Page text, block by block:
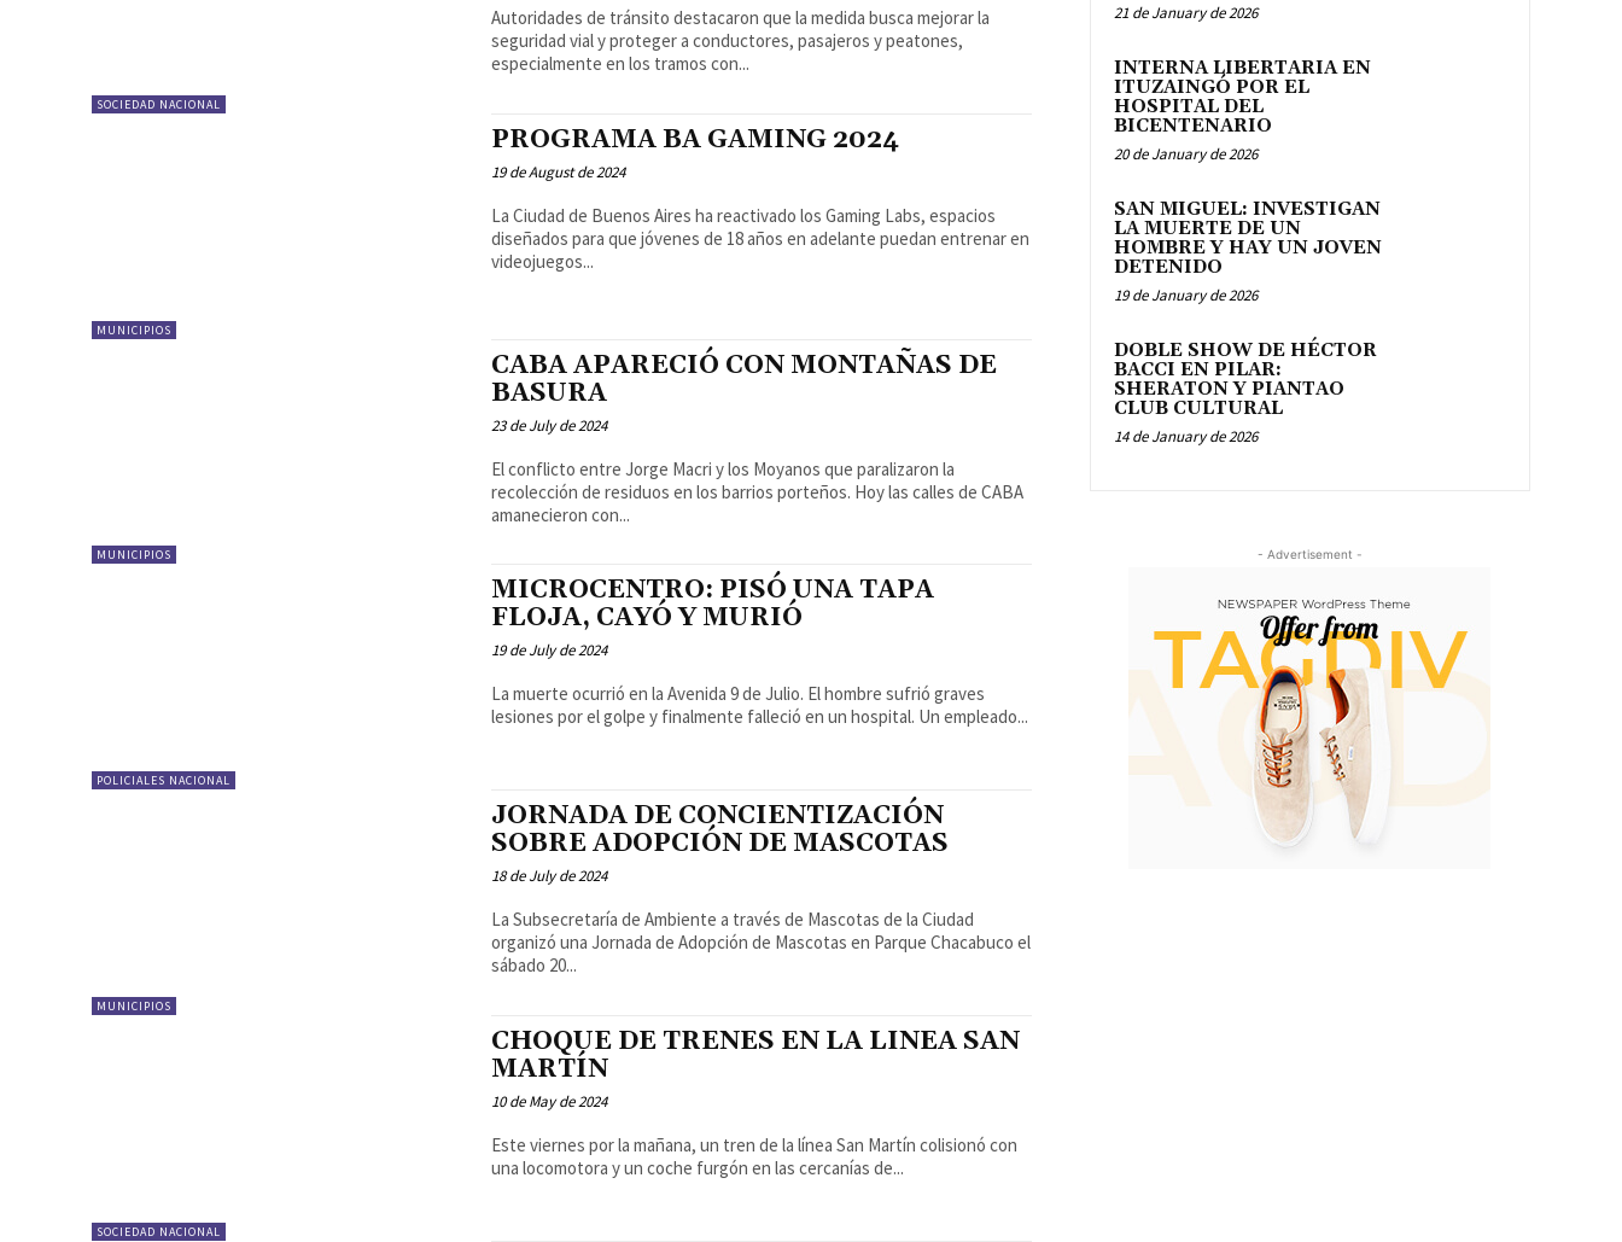
SOCIEDAD NACIONAL
Autoridades de tránsito destacaron que la medida busca mejorar la
seguridad vial y proteger a conductores, pasajeros y peatones,
especialmente en los tramos con...
MUNICIPIOS
PROGRAMA BA GAMING 2024
19 de August de 2024
La Ciudad de Buenos Aires ha reactivado los Gaming Labs, espacios
diseñados para que jóvenes de 18 años en adelante puedan entrenar en
videojuegos...
MUNICIPIOS
CABA APARECIÓ CON MONTAÑAS DE
BASURA
23 de July de 2024
El conflicto entre Jorge Macri y los Moyanos que paralizaron la
recolección de residuos en los barrios porteños. Hoy las calles de CABA
amanecieron con...
POLICIALES NACIONAL
MICROCENTRO: PISÓ UNA TAPA
FLOJA, CAYÓ Y MURIÓ
19 de July de 2024
La muerte ocurrió en la Avenida 9 de Julio. El hombre sufrió graves
lesiones por el golpe y finalmente falleció en un hospital. Un empleado...
MUNICIPIOS
JORNADA DE CONCIENTIZACIÓN
SOBRE ADOPCIÓN DE MASCOTAS
18 de July de 2024
La Subsecretaría de Ambiente a través de Mascotas de la Ciudad
organizó una Jornada de Adopción de Mascotas en Parque Chacabuco el
sábado 20...
SOCIEDAD NACIONAL
CHOQUE DE TRENES EN LA LINEA SAN
MARTÍN
10 de May de 2024
Este viernes por la mañana, un tren de la línea San Martín colisionó con
una locomotora y un coche furgón en las cercanías de...
21 de January de 2026
INTERNA LIBERTARIA EN
ITUZAINGÓ POR EL
HOSPITAL DEL
BICENTENARIO
20 de January de 2026
SAN MIGUEL: INVESTIGAN
LA MUERTE DE UN
HOMBRE Y HAY UN JOVEN
DETENIDO
19 de January de 2026
DOBLE SHOW DE HÉCTOR
BACCI EN PILAR:
SHERATON Y PIANTAO
CLUB CULTURAL
14 de January de 2026
- Advertisement -